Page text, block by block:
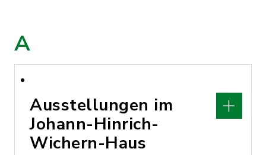
A
Ausstellungen im
Johann-Hinrich-
Wichern-Haus